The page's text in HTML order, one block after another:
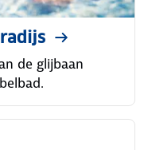
de glijbaan